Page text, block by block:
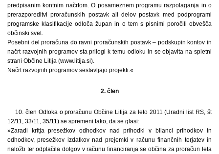
predpisanim kontnim načrtom. O posameznem programu razpolaganja in o
prerazporeditvi proračunskih postavk ali delov postavk med podprogrami
programske klasifikacije odloča župan in o tem s pisnimi poročili obvešča
občinski svet.
Posebni del proračuna do ravni proračunskih postavk – podskupin kontov in
načrt razvojnih programov sta prilogi k temu odloku in se objavita na spletni
strani Občine Litija (www.litija.si).
Načrt razvojnih programov sestavljajo projekti.«
2. člen
10. člen Odloka o proračunu Občine Litija za leto 2011 (Uradni list RS, št
12/11, 33/11, 35/11) se spremeni tako, da se glasi:
»Zaradi kritja presežkov odhodkov nad prihodki v bilanci prihodkov in
odhodkov, presežkov izdatkov nad prejemki v računu finančnih terjatev in
naložb ter odplačila dolgov v računu financiranja se občina za proračun leta